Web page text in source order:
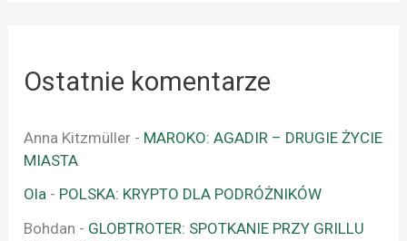
Ostatnie komentarze
Anna Kitzmüller - MAROKO: AGADIR – DRUGIE ŻYCIE
MIASTA
Ola - POLSKA: KRYPTO DLA PODRÓŻNIKÓW
Bohdan - GLOBTROTER: SPOTKANIE PRZY GRILLU